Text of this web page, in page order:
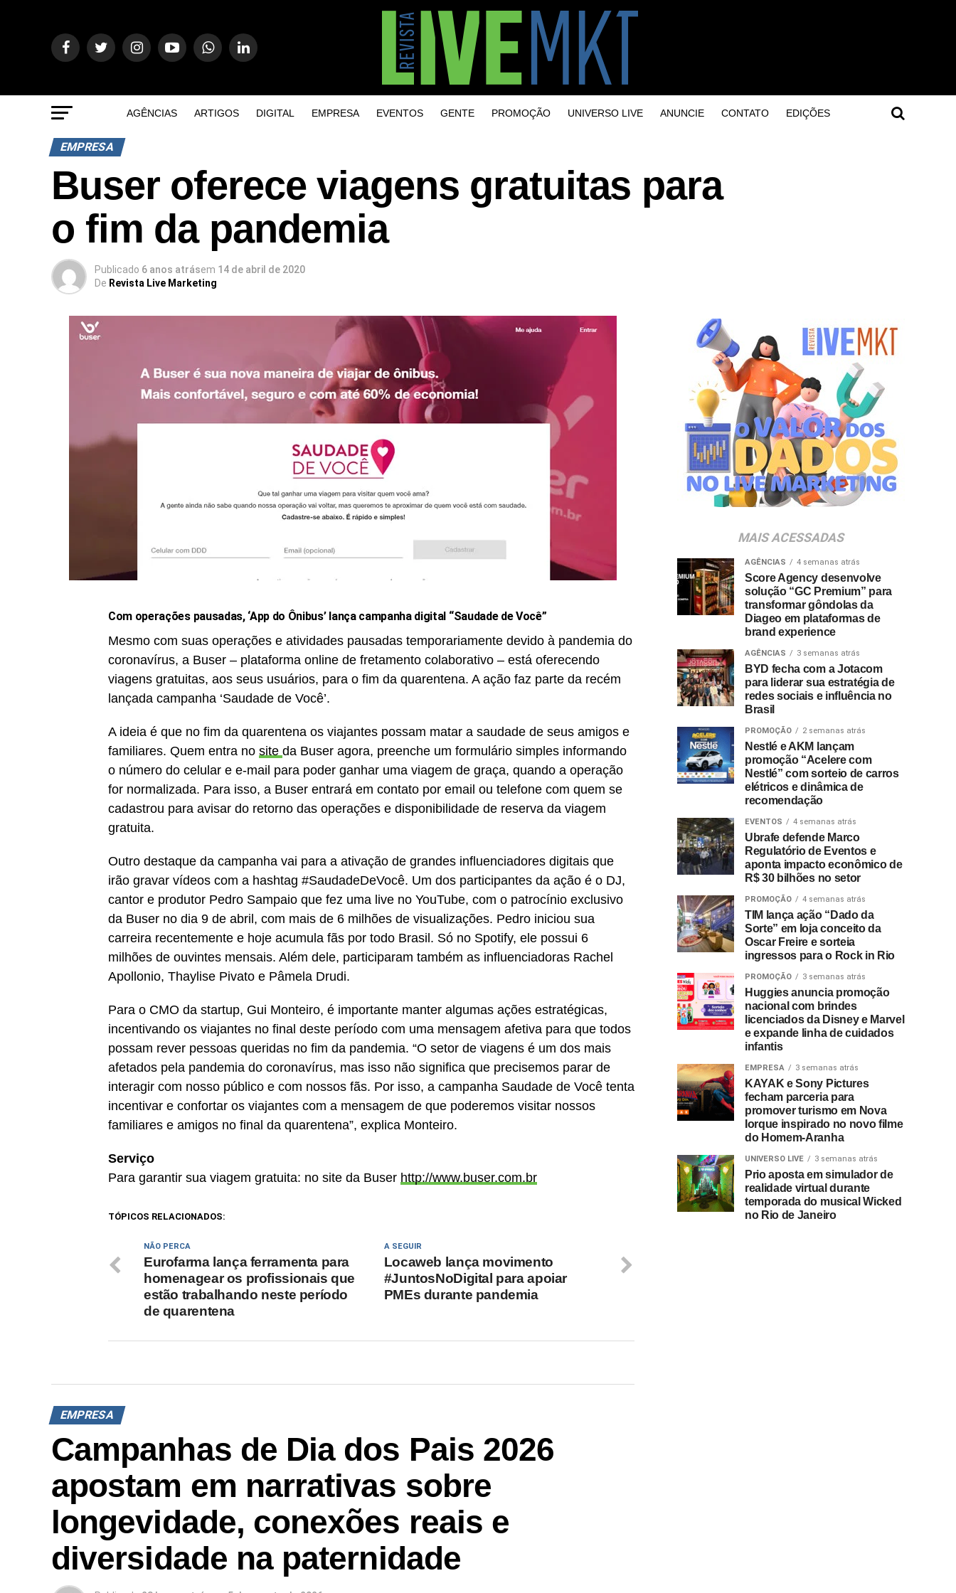
AGÊNCIAS ARTIGOS DIGITAL EMPRESA EVENTOS GENTE PROMOÇÃO UNIVERSO LIVE ANUNCIE CONTATO EDIÇÕES
EMPRESA
Buser oferece viagens gratuitas para
o fim da pandemia
Publicado 6 anos atrásem 14 de abril de 2020
De Revista Live Marketing
Com operações pausadas, ‘App do Ônibus’ lança campanha digital “Saudade de Você”
Mesmo com suas operações e atividades pausadas temporariamente devido à pandemia do
coronavírus, a Buser – plataforma online de fretamento colaborativo – está oferecendo
viagens gratuitas, aos seus usuários, para o fim da quarentena. A ação faz parte da recém
lançada campanha ‘Saudade de Você’.
A ideia é que no fim da quarentena os viajantes possam matar a saudade de seus amigos e
familiares. Quem entra no site da Buser agora, preenche um formulário simples informando
o número do celular e e-mail para poder ganhar uma viagem de graça, quando a operação
for normalizada. Para isso, a Buser entrará em contato por email ou telefone com quem se
cadastrou para avisar do retorno das operações e disponibilidade de reserva da viagem
gratuita.
Outro destaque da campanha vai para a ativação de grandes influenciadores digitais que
irão gravar vídeos com a hashtag #SaudadeDeVocê. Um dos participantes da ação é o DJ,
cantor e produtor Pedro Sampaio que fez uma live no YouTube, com o patrocínio exclusivo
da Buser no dia 9 de abril, com mais de 6 milhões de visualizações. Pedro iniciou sua
carreira recentemente e hoje acumula fãs por todo Brasil. Só no Spotify, ele possui 6
milhões de ouvintes mensais. Além dele, participaram também as influenciadoras Rachel
Apollonio, Thaylise Pivato e Pâmela Drudi.
Para o CMO da startup, Gui Monteiro, é importante manter algumas ações estratégicas,
incentivando os viajantes no final deste período com uma mensagem afetiva para que todos
possam rever pessoas queridas no fim da pandemia. “O setor de viagens é um dos mais
afetados pela pandemia do coronavírus, mas isso não significa que precisemos parar de
interagir com nosso público e com nossos fãs. Por isso, a campanha Saudade de Você tenta
incentivar e confortar os viajantes com a mensagem de que poderemos visitar nossos
familiares e amigos no final da quarentena”, explica Monteiro.
Serviço
Para garantir sua viagem gratuita: no site da Buser http://www.buser.com.br
TÓPICOS RELACIONADOS:
A SEGUIR
Locaweb lança movimento
#JuntosNoDigital para apoiar
PMEs durante pandemia
NÃO PERCA
Eurofarma lança ferramenta para
homenagear os profissionais que
estão trabalhando neste período
de quarentena
EMPRESA
Campanhas de Dia dos Pais 2026
apostam em narrativas sobre
longevidade, conexões reais e
diversidade na paternidade
MAIS ACESSADAS
AGÊNCIAS 4 semanas atrás
Score Agency desenvolve
solução “GC Premium” para
transformar gôndolas da
Diageo em plataformas de
brand experience
AGÊNCIAS 3 semanas atrás
BYD fecha com a Jotacom
para liderar sua estratégia de
redes sociais e influência no
Brasil
PROMOÇÃO 2 semanas atrás
Nestlé e AKM lançam
promoção “Acelere com
Nestlé” com sorteio de carros
elétricos e dinâmica de
recomendação
EVENTOS 4 semanas atrás
Ubrafe defende Marco
Regulatório de Eventos e
aponta impacto econômico de
R$ 30 bilhões no setor
PROMOÇÃO 4 semanas atrás
TIM lança ação “Dado da
Sorte” em loja conceito da
Oscar Freire e sorteia
ingressos para o Rock in Rio
PROMOÇÃO 3 semanas atrás
Huggies anuncia promoção
nacional com brindes
licenciados da Disney e Marvel
e expande linha de cuidados
infantis
EMPRESA 3 semanas atrás
KAYAK e Sony Pictures
fecham parceria para
promover turismo em Nova
Iorque inspirado no novo filme
do Homem-Aranha
UNIVERSO LIVE 3 semanas atrás
Prio aposta em simulador de
realidade virtual durante
temporada do musical Wicked
no Rio de Janeiro